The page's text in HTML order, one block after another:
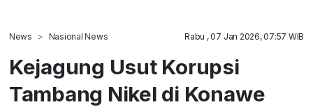
News Nasional News Rabu , 07 Jan 2026, 07:57 WIB
Kejagung Usut Korupsi
Tambang Nikel di Konawe